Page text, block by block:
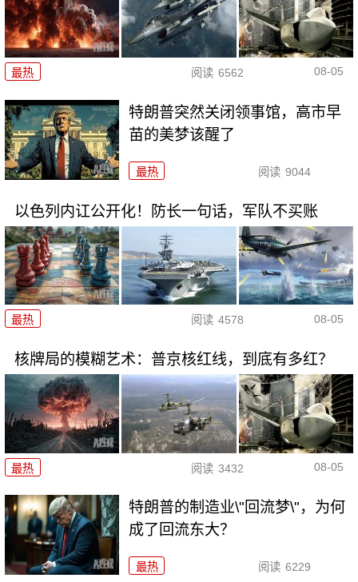
最热 阅读 6562 08-05
特朗普突然关闭领事馆，高市早
苗的美梦该醒了
最热 阅读 9044
以色列内讧公开化！防长一句话，军队不买账
最热 阅读 4578 08-05
核牌局的模糊艺术：普京核红线，到底有多红？
最热 阅读 3432 08-05
特朗普的制造业\"回流梦\"，为何
成了回流东大？
最热 阅读 6229